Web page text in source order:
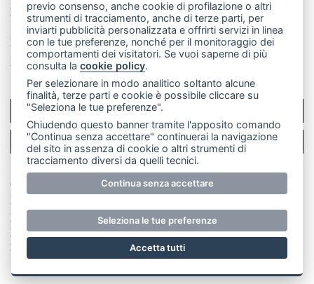
Made by VIP
Privacy policy
Cookie policy
Rivedi le tue scelte sui cookie
SCRIVICI
PER LA TUA PUBBLICITÀ
© Copyright Merateonline S.r.l. - Tutti i diritti riservati.
E' proibita la riproduzione e pubblicazione anche
parziale di testi, articoli e immagini senza la
preventiva autorizzazione scritta dell'editore. RI Lecco
numero Rea LC 291.277 - Capitale sociale 10.329,14 €
previo consenso, anche cookie di profilazione o altri
strumenti di tracciamento, anche di terze parti, per
inviarti pubblicità personalizzata e offrirti servizi in linea
con le tue preferenze, nonché per il monitoraggio dei
comportamenti dei visitatori. Se vuoi saperne di più
consulta lacookie policy.
Per selezionare in modo analitico soltanto alcune
finalità, terze parti e cookie è possibile cliccare su
"Seleziona le tue preferenze".
Chiudendo questo banner tramite l'apposito comando
"Continua senza accettare" continuerai la navigazione
del sito in assenza di cookie o altri strumenti di
tracciamento diversi da quelli tecnici.
Continua senza accettare
Seleziona le tue preferenze
Accetta tutti